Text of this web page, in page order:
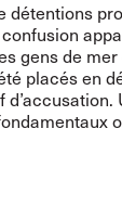
détentions
gens de
placés en